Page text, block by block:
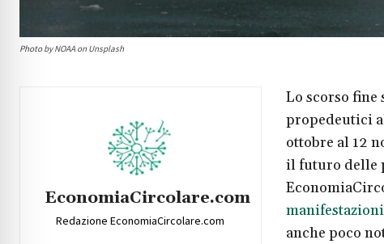
Photo by NOAA on Unsplash
EconomiaCircolare.com
Redazione EconomiaCircolare.com
Lo scorso
propedeutici
ottobre al 12
il futuro delle
anche poco